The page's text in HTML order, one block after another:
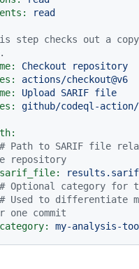
read
step checks out a
Checkout
repository
actions/checkout@v6
Upload SARIF file
github/codeql-action/
# Path to SARIF file
repository
sarif_file:
results.sarif
# Optional category for
# Used to differentiate
commit
category:
my-analysis-